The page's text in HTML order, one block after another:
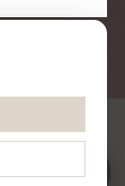
O
данных